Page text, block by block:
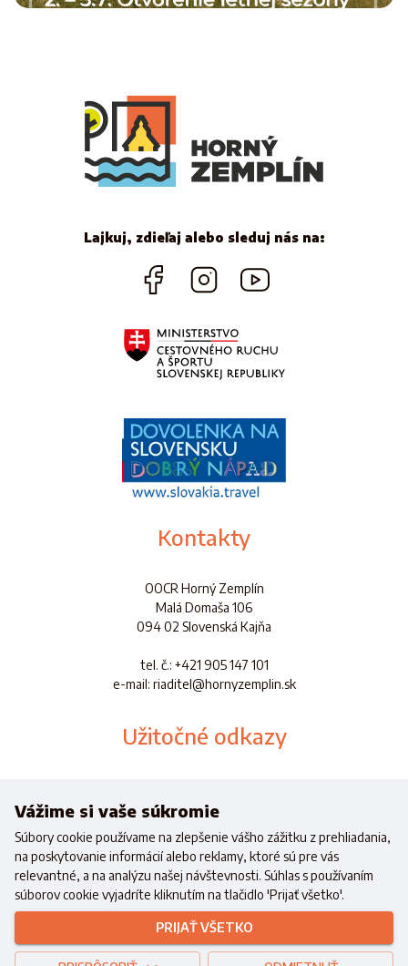
Lajkuj, zdieľaj alebo sleduj nás na:
Kontakty
OOCR Horný Zemplín
Malá Domaša 106
094 02 Slovenská Kajňa
tel. č.: +421 905 147 101
e-mail: riaditel@hornyzemplin.sk
Užitočné odkazy
Aplikácia
Realizované s finančnou podporouMinisterstva cestovného ruchu a
športu Slovenskej republiky
Copyright © 2021 OOCR HZ.Všetky práva vyhradené.
Vážime si vaše súkromie
Súbory cookie používame na zlepšenie vášho zážitku z prehliadania,
na poskytovanie informácií alebo reklamy, ktoré sú pre vás
relevantné, a na analýzu našej návštevnosti. Súhlas s používaním
súborov cookie vyjadríte kliknutím na tlačidlo 'Prijať všetko'.
PRIJAŤ VŠETKO